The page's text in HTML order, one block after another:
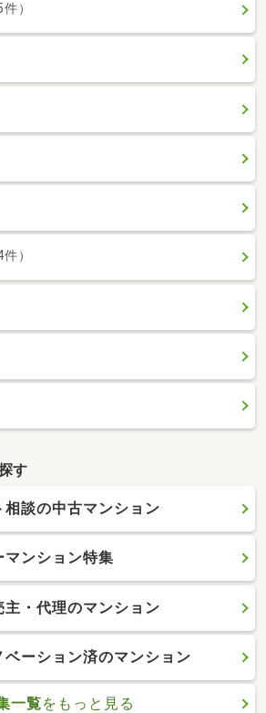
件）
件）
す
談の中古マンション
マンション特集
・代理のマンション
ベーション済のマンション
一覧をもっと見る